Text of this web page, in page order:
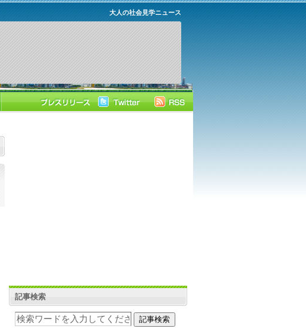
大人の社会見学ニュース
記事検索